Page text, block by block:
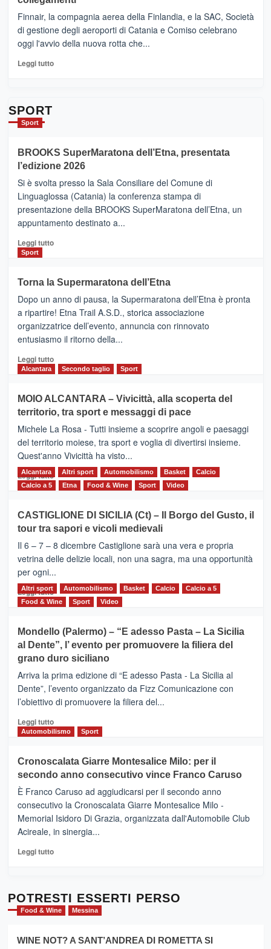
–
Ci
siamo
quasi….
pronti
per
Finnair, la compagnia aerea della Finlandia, e la SAC, Società
di gestione degli aeroporti di Catania e Comiso celebrano
oggi l'avvio della nuova rotta che...
Leggi tuttoLeggi
con
la
Al
via
i
collegamenti
SPORT
Sport
BROOKS SuperMaratona dell’Etna, presentata
l’edizione 2026
Si è svolta presso la Sala Consiliare del Comune di
Linguaglossa (Catania) la conferenza stampa di
presentazione della BROOKS SuperMaratona dell’Etna, un
appuntamento destinato a...
Leggi tuttoLeggi
BROOKS
SuperMaratona
dell’Etna,
presentata
l’edizione
2026
Sport
Torna la Supermaratona dell’Etna
Dopo un anno di pausa, la Supermaratona dell’Etna è pronta
a ripartire! Etna Trail A.S.D., storica associazione
organizzatrice dell’evento, annuncia con rinnovato
entusiasmo il ritorno della...
Leggi tuttoLeggi
Torna
la
Supermaratona
dell’Etna
Alcantara Secondo taglio Sport
MOIO ALCANTARA – Vivicittà, alla scoperta del
territorio, tra sport e messaggi di pace
Michele La Rosa - Tutti insieme a scoprire angoli e paesaggi
del territorio moiese, tra sport e voglia di divertirsi insieme.
Quest'anno Vivicittà ha visto...
Leggi tutto Leggi
MOIO
ALCANTARA
–
Vivicittà,
alla
scoperta
del
territorio,
e
messaggi
di
Alcantara Altri sport Automobilismo Basket
Calcio
Calcio a 5
Etna Food & Wine Sport Video
CASTIGLIONE DI SICILIA (Ct) – Il Borgo del Gusto, il
tour tra sapori e vicoli medievali
Il 6 – 7 – 8 dicembre Castiglione sarà una vera e propria
vetrina delle delizie locali, non una sagra, ma una opportunità
per ogni...
Leggi tuttoLeggi
di
CASTIGLIONE
DI
SICILIA
(Ct)
–
Il
Borgo
Gusto,
il
tra
sapori
vicoli
medievali
Altri sport Automobilismo Basket Calcio
Calcio a 5
Food & Wine
Sport Video
Mondello (Palermo) – “E adesso Pasta – La Sicilia
al Dente”, l’ evento per promuovere la filiera del
grano duro siciliano
Arriva la prima edizione di “E adesso Pasta - La Sicilia al
Dente”, l’evento organizzato da Fizz Comunicazione con
l’obiettivo di promuovere la filiera del...
Leggi tuttoLeggi
di
Mondello
(Palermo)
–
“E
adesso
Pasta
–
Sicilia
l’
evento
per
la
Automobilismo Sport
Cronoscalata Giarre Montesalice Milo: per il
secondo anno consecutivo vince Franco Caruso
È Franco Caruso ad aggiudicarsi per il secondo anno
consecutivo la Cronoscalata Giarre Montesalice Milo -
Memorial Isidoro Di Grazia, organizzata dall'Automobile Club
Acireale, in sinergia...
Leggi tuttoLeggi
Cronoscalata
Giarre
Montesalice
per
POTRESTI ESSERTI PERSO
Food & Wine Messina
WINE NOT? A SANT’ANDREA DI ROMETTA SI